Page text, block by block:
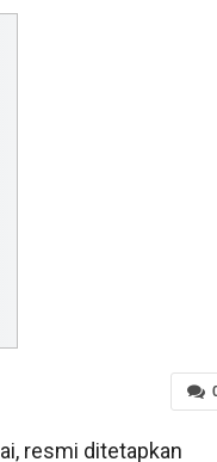
resmi ditetapkan